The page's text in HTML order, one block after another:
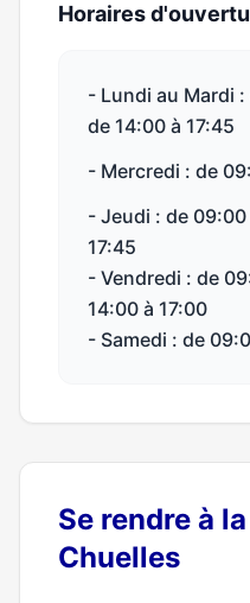
Horaires
- Lundi au Mardi
de 14:00 à 17:45
- Mercredi : de
- Jeudi : de
17:45
- Vendredi : de
14:00 à 17:00
- Samedi : de
Se rendre à
Chuelles